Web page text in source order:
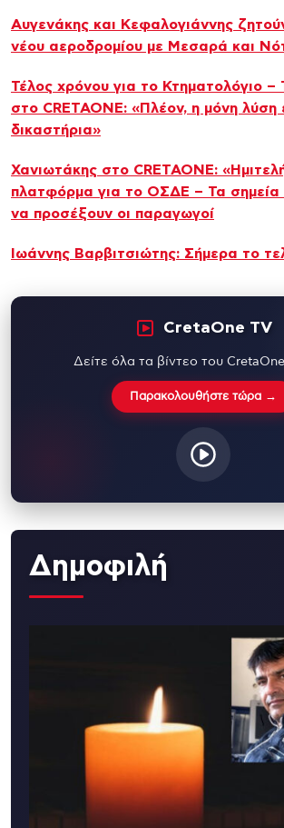
Αυγενάκης και Κεφαλογιάννης
νέου αεροδρομίου με Μεσαρά και
Τέλος χρόνου για το Κτηματολόγιο
στο CRETAONE: «Πλέον, η μόνη λύση
δικαστήρια»
Χανιωτάκης στο CRETAONE:
πλατφόρμα για το ΟΣΔΕ – Τα σημεία
να προσέξουν οι παραγωγοί
Ιωάννης Βαρβιτσιώτης: Σήμερα το
CretaOne TV
Δείτε όλα τα βίντεο του
Παρακολουθήστε τώρα →
Δημοφιλή